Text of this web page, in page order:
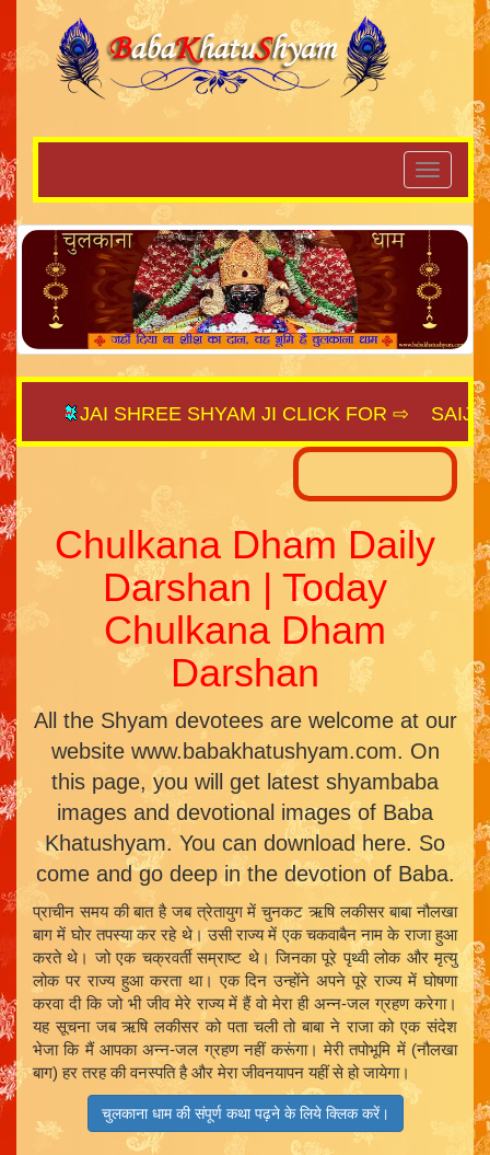
JAI SHREE SHYAM JI CLICK FOR ⇨
Chulkana Dham Daily
Darshan | Today
Chulkana Dham
Darshan
All the Shyam devotees are welcome at our
website www.babakhatushyam.com. On
this page, you will get latest shyambaba
images and devotional images of Baba
Khatushyam. You can download here. So
come and go deep in the devotion of Baba.
प्राचीन समय की बात है जब त्रेतायुग में चुनकट ऋषि लकीसर बाबा नौलखा
बाग में घोर तपस्या कर रहे थे। उसी राज्य में एक चकवाबैन नाम के राजा हुआ
करते थे। जो एक चक्रवर्ती सम्राष्ट थे। जिनका पूरे पृथ्वी लोक और मृत्यु
लोक पर राज्य हुआ करता था। एक दिन उन्होंने अपने पूरे राज्य में घोषणा
करवा दी कि जो भी जीव मेरे राज्य में हैं वो मेरा ही अन्न-जल ग्रहण करेगा।
यह सूचना जब ऋषि लकीसर को पता चली तो बाबा ने राजा को एक संदेश
भेजा कि मैं आपका अन्न-जल ग्रहण नहीं करूंगा। मेरी तपोभूमि में (नौलखा
बाग) हर तरह की वनस्पति है और मेरा जीवनयापन यहीं से हो जायेगा।
चुलकाना धाम की संपूर्ण कथा पढ़ने के लिये क्लिक करें।